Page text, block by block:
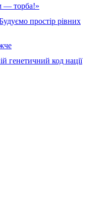
— торба!»
простір рівних
генетичний код нації